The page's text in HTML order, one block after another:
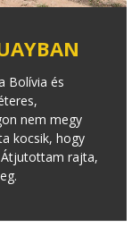
Bolívia és
nem megy
kocsik, hogy
rajta,